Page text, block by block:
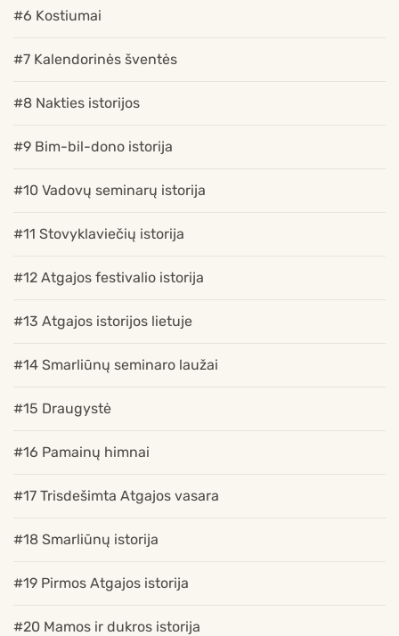
#6 Kostiumai
#7 Kalendorinės šventės
#8 Nakties istorijos
#9 Bim-bil-dono istorija
#10 Vadovų seminarų istorija
#11 Stovyklaviečių istorija
#12 Atgajos festivalio istorija
#13 Atgajos istorijos lietuje
#14 Smarliūnų seminaro laužai
#15 Draugystė
#16 Pamainų himnai
#17 Trisdešimta Atgajos vasara
#18 Smarliūnų istorija
#19 Pirmos Atgajos istorija
#20 Mamos ir dukros istorija